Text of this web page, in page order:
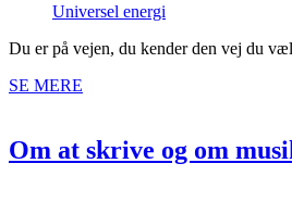
Universel energi
Du er på vejen, du kender den vej du
SE MERE
Om at skrive og om